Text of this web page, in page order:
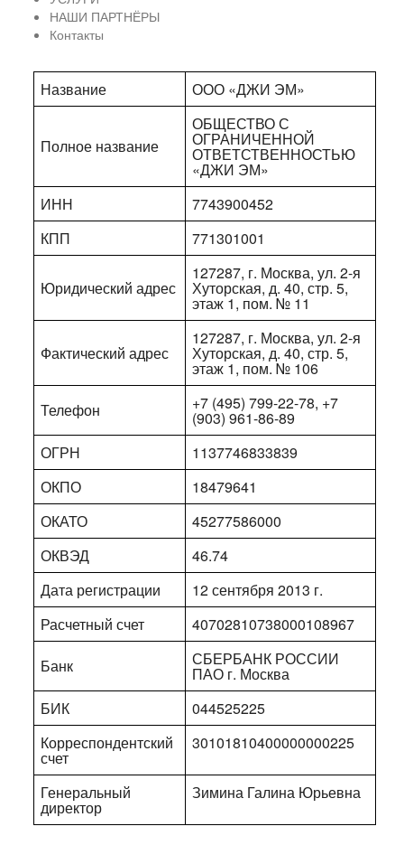
НАШИ ПАРТНЁРЫ
Контакты
Название ООО «ДЖИ ЭМ»
Полное название
ОБЩЕСТВО С
ОГРАНИЧЕННОЙ
ОТВЕТСТВЕННОСТЬЮ
«ДЖИ ЭМ»
ИНН
7743900452
КПП
771301001
Юридический адрес
127287, г. Москва, ул. 2-я
Хуторская, д. 40, стр. 5,
этаж 1, пом. № 11
Фактический адрес
127287, г. Москва, ул. 2-я
Хуторская, д. 40, стр. 5,
этаж 1, пом. № 106
Телефон
+7 (495) 799-22-78, +7
(903) 961-86-89
ОГРН
1137746833839
ОКПО
18479641
ОКАТО
45277586000
ОКВЭД
46.74
Дата регистрации
12 сентября 2013 г.
Расчетный счет
40702810738000108967
Банк
СБЕРБАНК РОССИИ
ПАО г. Москва
БИК
044525225
Корреспондентский
счет
30101810400000000225
Генеральный
директор
Зимина Галина Юрьевна